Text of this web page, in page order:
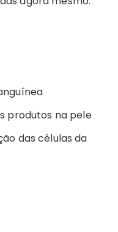
produtos na pele
das células da